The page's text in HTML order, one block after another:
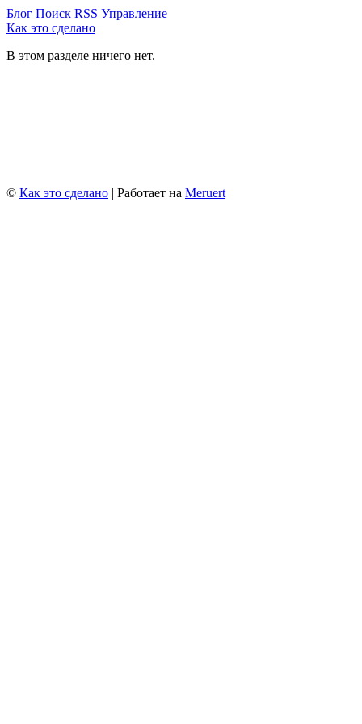
Блог Поиск RSS Управление
Как это сделано
В этом разделе ничего нет.
© Как это сделано | Работает на Meruert